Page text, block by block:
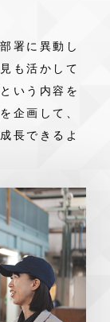
署に異動し
も活かして
いう内容を
企画して、
長できるよ